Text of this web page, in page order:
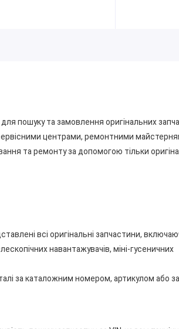
пошуку та замовлення оригінальних
центрами, ремонтними
та ремонту за допомогою тільки
всі оригінальні запчастини,
навантажувачів, міні-гусеничних
за каталожним номером, артикулом або